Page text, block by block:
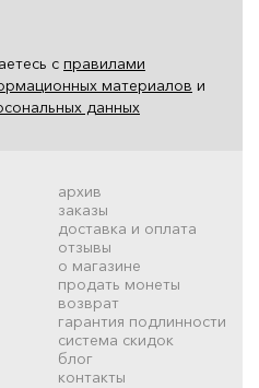
с правилами
материалов и
данных
архив
заказы
доставка и оплата
отзывы
о магазине
продать монеты
возврат
гарантия подлинности
система скидок
блог
контакты